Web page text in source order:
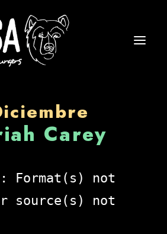
Carey
Format(s) not
source(s) not